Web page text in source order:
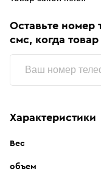
Оставьте
смс, когда
Характеристики
Вес
объем